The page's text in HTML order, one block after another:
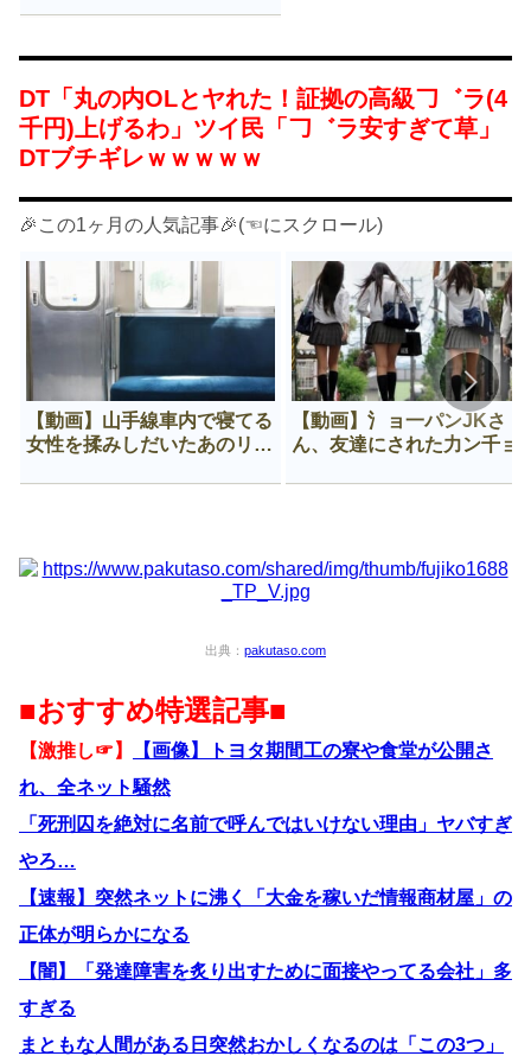
DT「丸の内OLとヤれた！証拠の高級𠃌゛ラ(4
千円)上げるわ」ツイ民「𠃌゛ラ安すぎて草」
DTブチギレｗｗｗｗｗ
🎉この1ヶ月の人気記事🎉(☜にスクロール)
【動画】山手線車内で寝てる
女性を揉みしだいたあのリー
【動画】氵ョ一パンJKさ
ん、友達にされた力ン千ョ
出典： pakutaso.com
■おすすめ特選記事■
【激推し☞】
【画像】トヨタ期間工の寮や食堂が公開さ
れ、全ネット騒然
「死刑囚を絶対に名前で呼んではいけない理由」ヤバすぎ
やろ…
【速報】突然ネットに沸く「大金を稼いだ情報商材屋」の
正体が明らかになる
【闇】「発達障害を炙り出すために面接やってる会社」多
すぎる
まともな人間がある日突然おかしくなるのは「この3つ」